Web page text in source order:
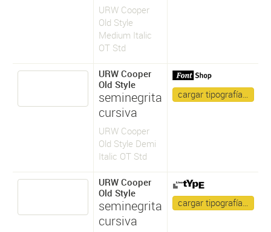
URW Cooper
Old Style
Medium Italic
OT Std
URW Cooper
Old Style
seminegrita
cursiva
URW Cooper
Old Style Demi
Italic OT Std
cargar tipografía…
URW Cooper
Old Style
seminegrita
cursiva
cargar tipografía…